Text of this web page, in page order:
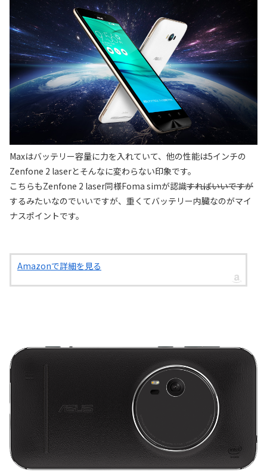
Maxはバッテリー容量に力を入れていて、他の性能は5インチの
Zenfone 2 laserとそんなに変わらない印象です。
こちらもZenfone 2 laser同様Foma simが認識すればいいですが
するみたいなのでいいですが、重くてバッテリー内臓なのがマイ
ナスポイントです。
Amazonで詳細を見る